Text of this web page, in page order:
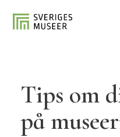
Tips om
på